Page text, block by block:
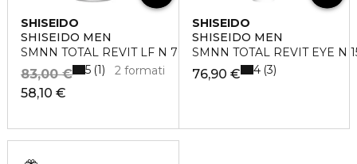
SHISEIDO
SHISEIDO MEN
SMNN TOTAL REVIT LF N 70ML
58,10 €
83,00 € 2 formati
5 1
SHISEIDO
SHISEIDO MEN
SMNN TOTAL REVIT EYE N
76,90 € 4 3